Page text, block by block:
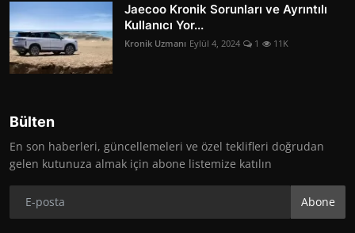
Jaecoo Kronik Sorunları ve Ayrıntılı
Kullanıcı Yor...
Kronik Uzmanı Eylül 4, 2024 1 11K
Bülten
En son haberleri, güncellemeleri ve özel teklifleri doğrudan
gelen kutunuza almak için abone listemize katılın
Abone